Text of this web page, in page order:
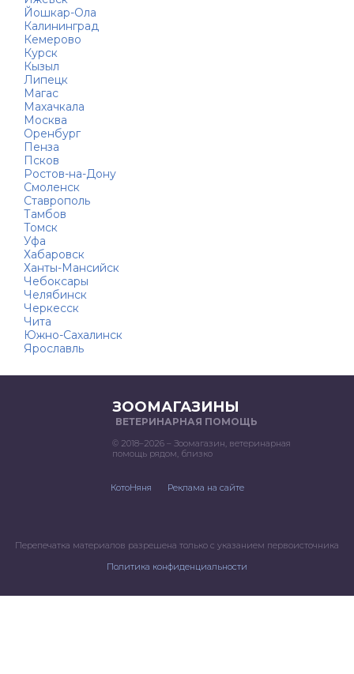
Йошкар-Ола
Калининград
Кемерово
Курск
Кызыл
Липецк
Магас
Махачкала
Москва
Оренбург
Пенза
Псков
Ростов-на-Дону
Смоленск
Ставрополь
Тамбов
Томск
Уфа
Хабаровск
Ханты-Мансийск
Чебоксары
Челябинск
Черкесск
Чита
Южно-Сахалинск
Ярославль
ЗООМАГАЗИНЫ
ВЕТЕРИНАРНАЯ ПОМОЩЬ
© 2018–2026 – Зоомагазин, ветеринарная
помощь рядом, близко
КотоНяня Реклама на сайте
Перепечатка материалов разрешена только с указанием первоисточника
Политика конфиденциальности